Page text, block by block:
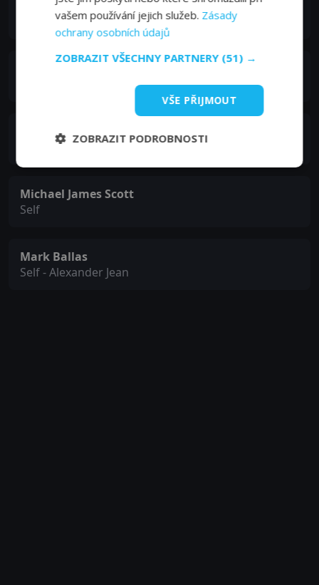
JoJo Siwa
Adrienne Walker
Michael James Scott
Self
Mark Ballas
Self - Alexander Jean
vašem používání jejich služeb. Zásady
ochrany osobních údajů
ZOBRAZIT VŠECHNY PARTNERY (51) →
VŠE PŘIJMOUT
ZOBRAZIT PODROBNOSTI